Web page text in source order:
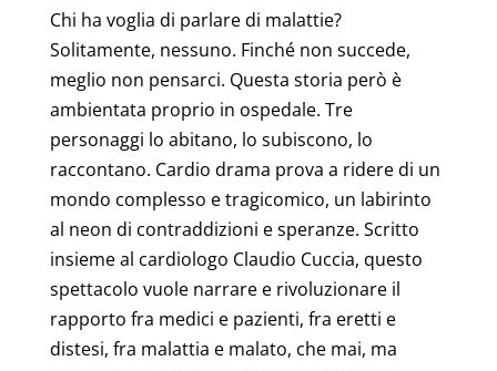
Chi ha voglia di parlare di malattie?
Solitamente, nessuno. Finché non succede,
meglio non pensarci. Questa storia però è
ambientata proprio in ospedale. Tre
personaggi lo abitano, lo subiscono, lo
raccontano. Cardio drama prova a ridere di un
mondo complesso e tragicomico, un labirinto
al neon di contraddizioni e speranze. Scritto
insieme al cardiologo Claudio Cuccia, questo
spettacolo vuole narrare e rivoluzionare il
rapporto fra medici e pazienti, fra eretti e
distesi, fra malattia e malato, che mai, ma